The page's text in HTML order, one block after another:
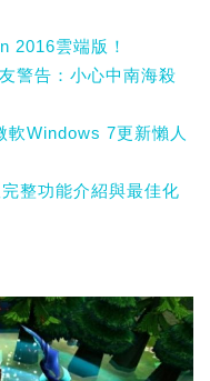
2016雲端版！
警告：小心中南海殺
Windows 7更新懶人
整功能介紹與最佳化